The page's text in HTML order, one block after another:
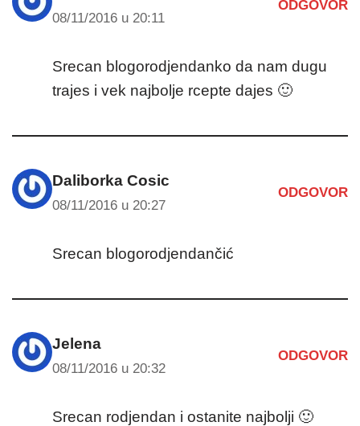
08/11/2016 u 20:11
ODGOVOR
Srecan blogorodjendanko da nam dugu
trajes i vek najbolje rcepte dajes 🙂
Daliborka Cosic
08/11/2016 u 20:27
ODGOVOR
Srecan blogorodjendančić
Jelena
08/11/2016 u 20:32
ODGOVOR
Srecan rodjendan i ostanite najbolji 🙂